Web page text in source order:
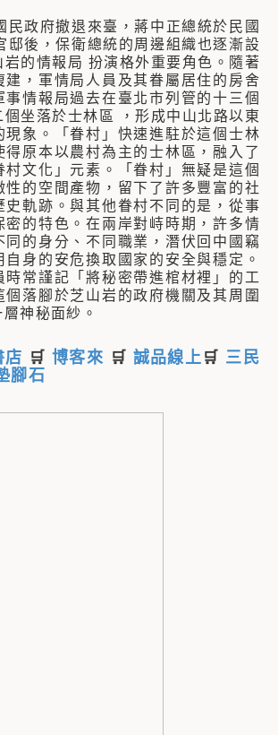
民政府撤退來臺，蔣中正總統於民國
邸後，保衛總統的周邊組織也逐漸設
岩的情報局 扮演格外重要角色。隨著
建，軍情局人員及其眷屬居住的房舍
事情報局過去在臺北市列管的十三個
坐落於士林區 ，形成中山北路以東
現象。「眷村」快速進駐於這個士林
得原本以農村為主的士林區，融入了
村文化」元素。「眷村」無疑是這個
性的空間產物，留下了許多豐富的社
史軌跡。與其他眷村不同的是，從事
密的特色。在兩岸對峙時期，許多情
同的身分、不同職業，潛伏回中國竊
身的安危換取國家的安全與穩定。
時常謹記「將秘密帶進棺材裡」的工
個落腳於芝山岩的政府機關及其周圍
神秘面紗。
店 🛒 博客來 🛒 誠品線上 🛒 三民
腳石